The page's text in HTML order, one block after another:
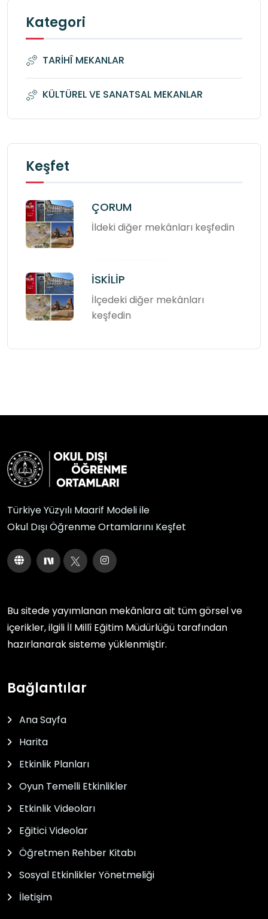
Kategori
TARİHÎ MEKANLAR
KÜLTÜREL VE SANATSAL MEKANLAR
Keşfet
ÇORUM
İldeki diğer mekânları keşfedin
İSKİLİP
İlçedeki diğer mekânları
keşfedin
Türkiye Yüzyılı Maarif Modeli ile
Okul Dışı Öğrenme Ortamlarını Keşfet
Bu sitede yayımlanan mekânlara ait tüm görsel ve
içerikler, ilgili İl Millî Eğitim Müdürlüğü tarafından
hazırlanarak sisteme yüklenmiştir.
Bağlantılar
Ana Sayfa
Harita
Etkinlik Planları
Oyun Temelli Etkinlikler
Etkinlik Videoları
Eğitici Videolar
Öğretmen Rehber Kitabı
Sosyal Etkinlikler Yönetmeliği
İletişim